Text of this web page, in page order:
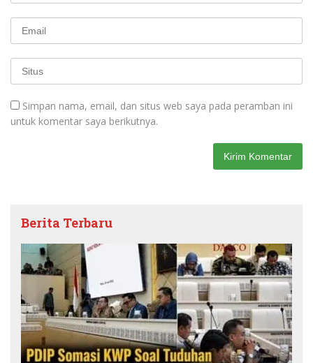
Simpan nama, email, dan situs web saya pada peramban ini
untuk komentar saya berikutnya.
Berita Terbaru